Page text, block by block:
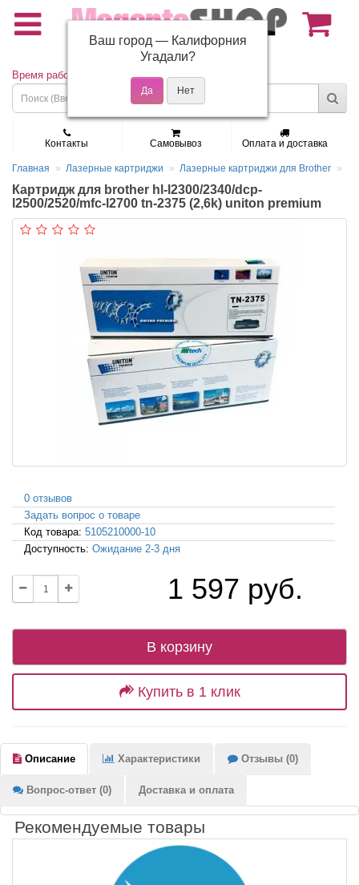
(495) 150-01-37
Время работы: Пн - Пт 9:30 - 19:00
Контакты Самовывоз Оплата и доставка
Главная Лазерные картриджи Лазерные картриджи для Brother
Картридж для brother hl-l2300/2340/dcp-
l2500/2520/mfc-l2700 tn-2375 (2,6k) uniton premium
0 отзывов
Задать вопрос о товаре
Код товара: 5105210000-10
Доступность: Ожидание 2-3 дня
1 597 руб.
В корзину
Купить в 1 клик
Описание Характеристики Отзывы (0)
Вопрос-ответ (0) Доставка и оплата
Рекомендуемые товары
Ваш город — Калифорния
Угадали?